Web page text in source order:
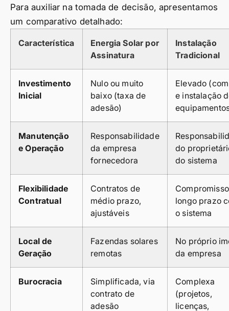
Para auxiliar na tomada de decisão, apresentamos
um comparativo detalhado:
Característica
Energia Solar por
Assinatura
Instalação
Tradicional
Investimento
Inicial
Nulo ou muito
baixo (taxa de
adesão)
Elevado
e instalação
Manutenção
e Operação
Responsabilidade
da empresa
fornecedora
do
do sistema
Flexibilidade
Contratual
Contratos de
médio prazo,
ajustáveis
longo prazo
o sistema
Local de
Geração
Fazendas solares
remotas
No próprio
da empresa
Burocracia
Simplificada, via
contrato de
adesão
Complexa
(projetos,
licenças,